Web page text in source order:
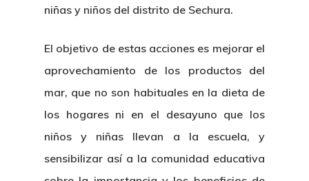
niñas y niños del distrito de Sechura.
El objetivo de estas acciones es mejorar el
aprovechamiento de los productos del
mar, que no son habituales en la dieta de
los hogares ni en el desayuno que los
niños y niñas llevan a la escuela, y
sensibilizar así a la comunidad educativa